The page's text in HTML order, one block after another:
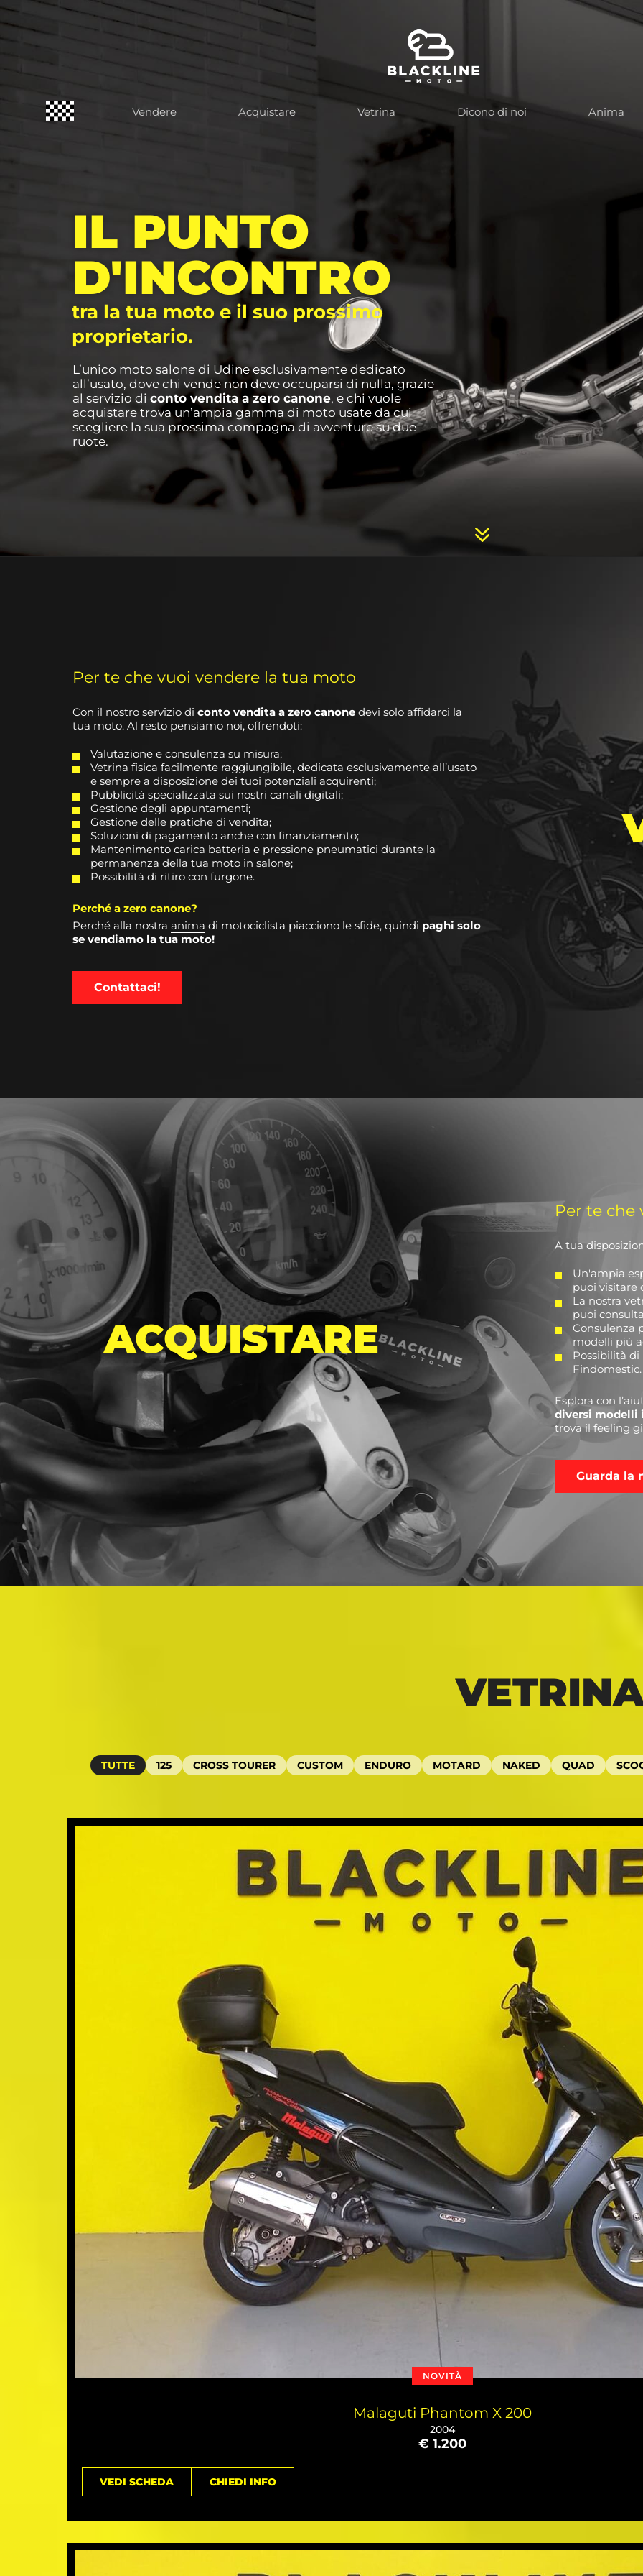
Vendere Acquistare Vetrina Dicono di noi Anima
IL PUNTO
D'INCONTRO
tra la tua moto e il suo prossimo
proprietario.
L’unico moto salone di Udine esclusivamente dedicato
all’usato, dove chi vende non deve occuparsi di nulla, grazie
al servizio di conto vendita a zero canone, e chi vuole
acquistare trova un’ampia gamma di moto usate da cui
scegliere la sua prossima compagna di avventure su due
ruote.
Per te che vuoi vendere la tua moto
Con il nostro servizio di conto vendita a zero canonedevi solo affidarci la
tua moto. Al resto pensiamo noi, offrendoti:
Valutazione e consulenza su misura;
Vetrina fisica facilmente raggiungibile, dedicata esclusivamente all’usato
e sempre a disposizione dei tuoi potenziali acquirenti;
Pubblicità specializzata sui nostri canali digitali;
Gestione degli appuntamenti;
Gestione delle pratiche di vendita;
Soluzioni di pagamento anche con finanziamento;
Mantenimento carica batteria e pressione pneumatici durante la
permanenza della tua moto in salone;
Possibilità di ritiro con furgone.
Perché a zero canone?
Perché alla nostra anima di motociclista piacciono le sfide, quindi paghi solo
se vendiamo la tua moto!
Contattaci!
ACQUISTARE
Per te che
A tua
Un'ampia
puoi visitare
La nostra
puoi
Consulenza
modelli più
Possibilità
Findomestic.
Esplora con
diversi modelli
trova il feeling
Guarda la
125 CROSS TOURER CUSTOM ENDURO MOTARD NAKED QUAD
TUTTE
NOVITÀ
Malaguti Phantom X 200
2004
€ 1.200
VEDI SCHEDA CHIEDI INFO